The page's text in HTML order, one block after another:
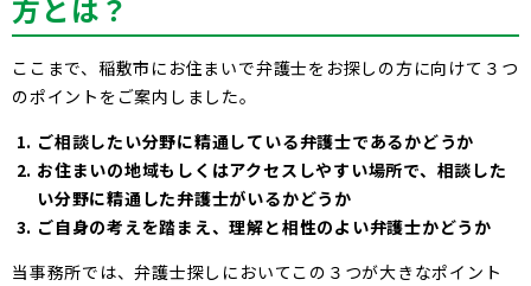
方とは？
ここまで、稲敷市にお住まいで弁護士をお探しの方に向けて３つ
のポイントをご案内しました。
ご相談したい分野に精通している弁護士であるかどうか
お住まいの地域もしくはアクセスしやすい場所で、相談した
い分野に精通した弁護士がいるかどうか
ご自身の考えを踏まえ、理解と相性のよい弁護士かどうか
当事務所では、弁護士探しにおいてこの３つが大きなポイント